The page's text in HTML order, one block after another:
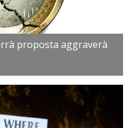
proposta aggraverà